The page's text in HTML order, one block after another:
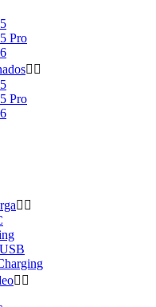
Pro
 
Pro
 
 